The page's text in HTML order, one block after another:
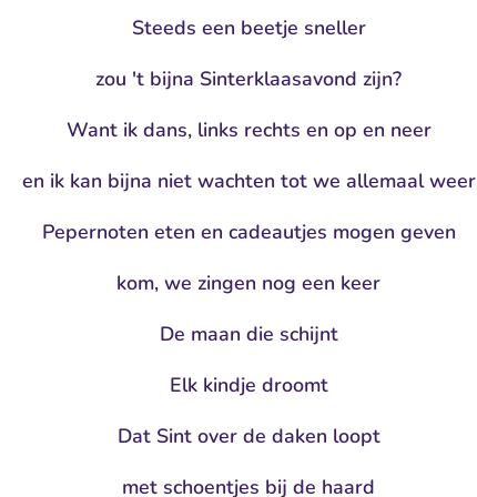
Steeds een beetje sneller
zou 't bijna Sinterklaasavond zijn?
Want ik dans, links rechts en op en neer
en ik kan bijna niet wachten tot we allemaal weer
Pepernoten eten en cadeautjes mogen geven
kom, we zingen nog een keer
De maan die schijnt
Elk kindje droomt
Dat Sint over de daken loopt
met schoentjes bij de haard